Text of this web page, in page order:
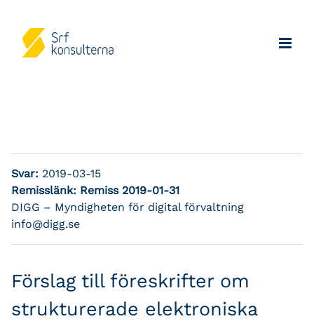
Svar: 2019-03-15
Remisslänk: Remiss 2019-01-31
DIGG – Myndigheten för digital förvaltning
info@digg.se
Förslag till föreskrifter om
strukturerade elektroniska